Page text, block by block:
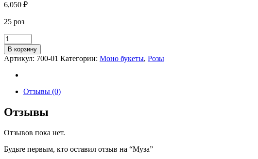
6,050 ₽
25 роз
В корзину
Артикул: 700-01 Категории: Моно букеты, Розы
Отзывы (0)
Отзывы
Отзывов пока нет.
Будьте первым, кто оставил отзыв на “Муза”